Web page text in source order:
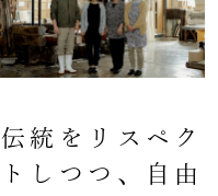
伝統をリスペク
トしつつ、自由